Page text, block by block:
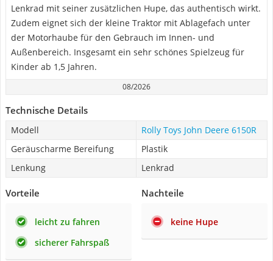
Lenkrad mit seiner zusätzlichen Hupe, das authentisch wirkt.
Zudem eignet sich der kleine Traktor mit Ablagefach unter
der Motorhaube für den Gebrauch im Innen- und
Außenbereich. Insgesamt ein sehr schönes Spielzeug für
Kinder ab 1,5 Jahren.
08/2026
Technische Details
Modell
Rolly Toys John Deere 6150R
Geräuscharme Bereifung
Plastik
Lenkung
Lenkrad
Vorteile
leicht zu fahren
sicherer Fahrspaß
Nachteile
keine Hupe